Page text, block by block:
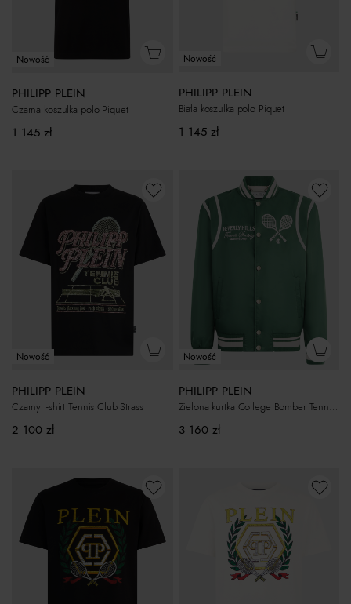
Nowość
PHILIPP PLEIN
Czarna koszulka polo Piquet
1 145 zł
Nowość
PHILIPP PLEIN
Biała koszulka polo Piquet
1 145 zł
Nowość
PHILIPP PLEIN
Czarny t-shirt Tennis Club Strass
2 100 zł
Nowość
PHILIPP PLEIN
Zielona kurtka College Bomber Tennis Club
3 160 zł